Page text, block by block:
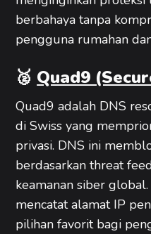
berbahaya tanpa
pengguna rumahan
🥈 Quad9
Quad9 adalah DNS
di Swiss yang
privasi. DNS ini
berdasarkan threat
keamanan siber
mencatat alamat IP
pilihan favorit bagi